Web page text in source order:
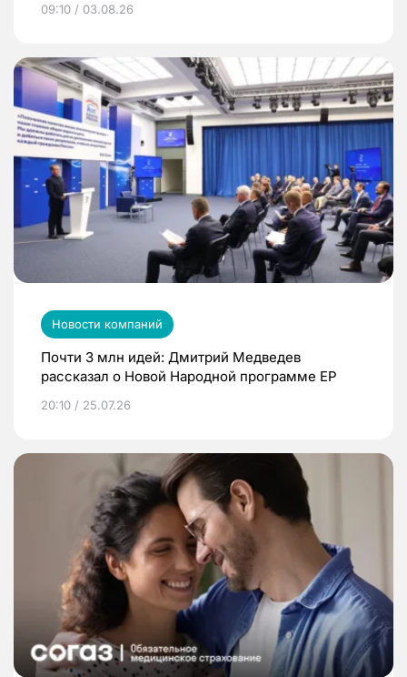
09:10 / 03.08.26
Новости компаний
Почти 3 млн идей: Дмитрий Медведев
рассказал о Новой Народной программе ЕР
20:10 / 25.07.26